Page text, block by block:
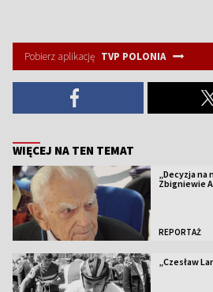
Pobierz aplikację TVP POLONIA
WIĘCEJ NA TEN TEMAT
„Decyzja na
Zbigniewie
REPORTAŻ
„Czesław